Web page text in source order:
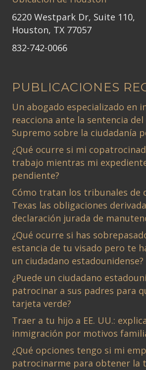
6220 Westpark Dr, Suite 110,
Houston, TX 77057
832-742-0066
PUBLICACIONES
Un abogado especializado en
reacciona ante la sentencia
Supremo sobre la ciudadanía
¿Qué ocurre si mi
trabajo mientras mi
pendiente?
Cómo tratan los tribunales de
Texas las obligaciones
declaración jurada de
¿Qué ocurre si has
estancia de tu visado pero te
un ciudadano estadounidense?
¿Puede un ciudadano
patrocinar a sus padres para
tarjeta verde?
Traer a tu hijo a EE. UU.:
inmigración por motivos
¿Qué opciones tengo si mi
patrocinarme para obtener la